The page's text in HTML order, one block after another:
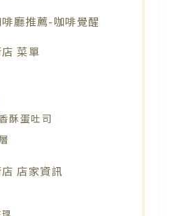
廳推薦-咖啡覺醒
菜單
酥蛋吐司
店家資訊